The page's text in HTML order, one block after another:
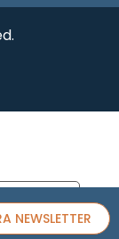
NEWSLETTER